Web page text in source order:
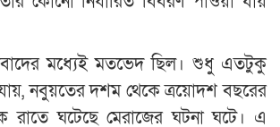
মধ্যেই মতভেদ ছিল। শুধু এতটুকু
নবুয়তের দশম থেকে ত্রয়োদশ বছরের
ঘটেছে মেরাজের ঘটনা ঘটে। এ